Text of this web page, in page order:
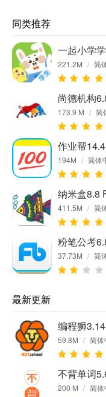
同类推荐
一起小学
221.2M / 简
尚德机构
173.9 M / 简
作业帮
194M / 简体
纳米盒8.8
411.5M / 简
粉笔公考
37.73M / 简
最新更新
编程狮
59.8M / 简体
不背单词
200 M / 简体